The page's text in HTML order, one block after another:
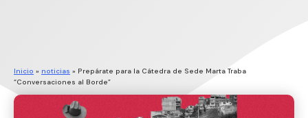
Inicio » noticias » Prepárate para la Cátedra de Sede Marta Traba
“Conversaciones al Borde”